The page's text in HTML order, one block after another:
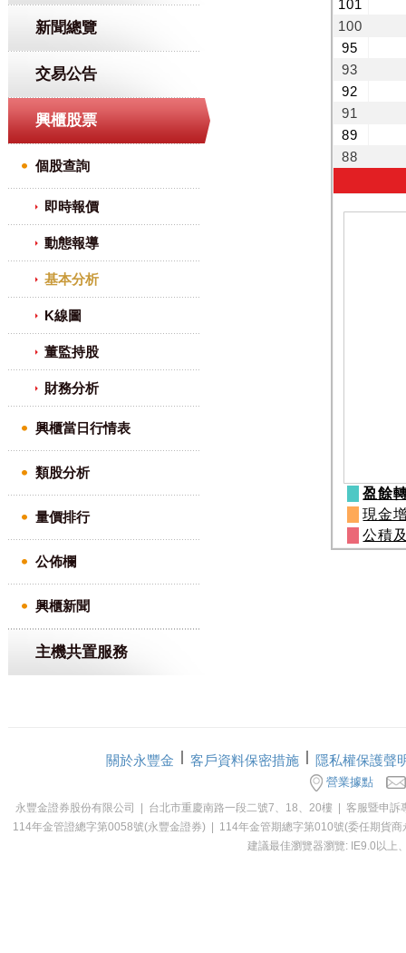
新聞總覽
交易公告
興櫃股票
個股查詢
即時報價
動態報導
基本分析
K線圖
董監持股
財務分析
興櫃當日行情表
類股分析
量價排行
公佈欄
興櫃新聞
主機共置服務
關於永豐金 客戶資料保密措施 隱私權保護聲
營業據點
永豐金證券股份有限公司 | 台北市重慶南路一段二號7、18、20樓 | 客服暨申
114年金管證總字第0058號(永豐金證券) | 114年金管期總字第010號(委任期貨
建議最佳瀏覽器瀏覽: IE9.0以上